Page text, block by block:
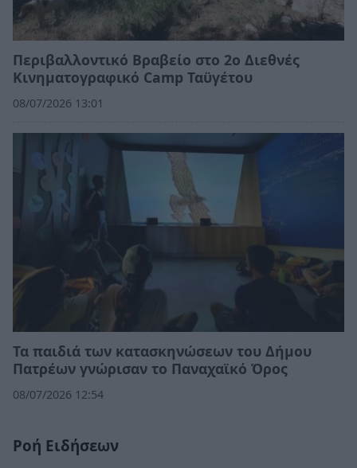
Περιβαλλοντικό Βραβείο στο 2ο Διεθνές
Κινηματογραφικό Camp Ταϋγέτου
08/07/2026 13:01
Τα παιδιά των κατασκηνώσεων του Δήμου
Πατρέων γνώρισαν το Παναχαϊκό Όρος
08/07/2026 12:54
Ροή Ειδήσεων